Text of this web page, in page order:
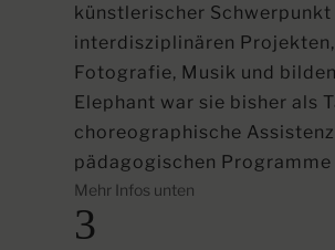
künstlerischer
interdisziplinären
Fotografie, Musik und
Elephant war sie bisher als
choreographische
pädagogischen
Mehr Infos unten
3